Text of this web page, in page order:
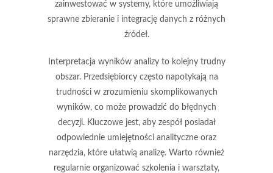
zainwestować w systemy, które umożliwiają
sprawne zbieranie i integrację danych z różnych
źródeł.
Interpretacja wyników analizy to kolejny trudny
obszar. Przedsiębiorcy często napotykają na
trudności w zrozumieniu skomplikowanych
wyników, co może prowadzić do błędnych
decyzji. Kluczowe jest, aby zespół posiadał
odpowiednie umiejętności analityczne oraz
narzędzia, które ułatwią analizę. Warto również
regularnie organizować szkolenia i warsztaty,